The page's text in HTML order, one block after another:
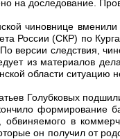
на доследование.
чиновнице
России (СКР) по
версии следствия,
из материалов
области ситуацию
Голубковых
формирование
обвиняемого в
он получил от